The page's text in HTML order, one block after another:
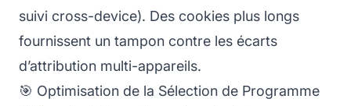
suivi cross-device). Des cookies plus longs
fournissent un tampon contre les écarts
d’attribution multi-appareils.
🎯 Optimisation de la Sélection de Programme